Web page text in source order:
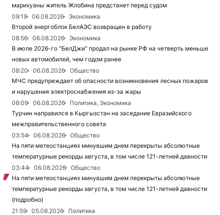
марихуаны житель Жлобина предстанет перед судом
09:19
06.08.2026
Экономика
Второй энергоблок БелАЭС возвращен в работу
08:56
06.08.2026
Экономика
В июле 2026-го "БелДжи" продал на рынке РФ на четверть меньше
новых автомобилей, чем годом ранее
08:20
06.08.2026
Общество
МЧС предупреждает об опасности возникновения лесных пожаров
и нарушения электроснабжения из-за жары
08:09
06.08.2026
Политика, Экономика
Турчин направился в Кыргызстан на заседание Евразийского
межправительственного совета
03:54
06.08.2026
Общество
На пяти метеостанциях минувшим днем перекрыты абсолютные
температурные рекорды августа, в том числе 121-летней давности
03:44
06.08.2026
Общество
На пяти метеостанциях минувшим днем перекрыты абсолютные
температурные рекорды августа, в том числе 121-летней давности
(подробно)
21:59
05.08.2026
Политика